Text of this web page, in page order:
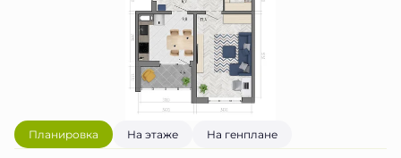
Планировка На этаже На генплане